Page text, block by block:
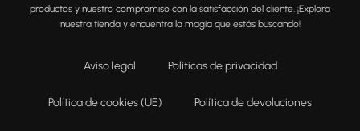
productos y nuestro compromiso con la satisfacción del cliente. ¡Explora
nuestra tienda y encuentra la magia que estás buscando!
Aviso legal Políticas de privacidad
Política de cookies (UE) Política de devoluciones